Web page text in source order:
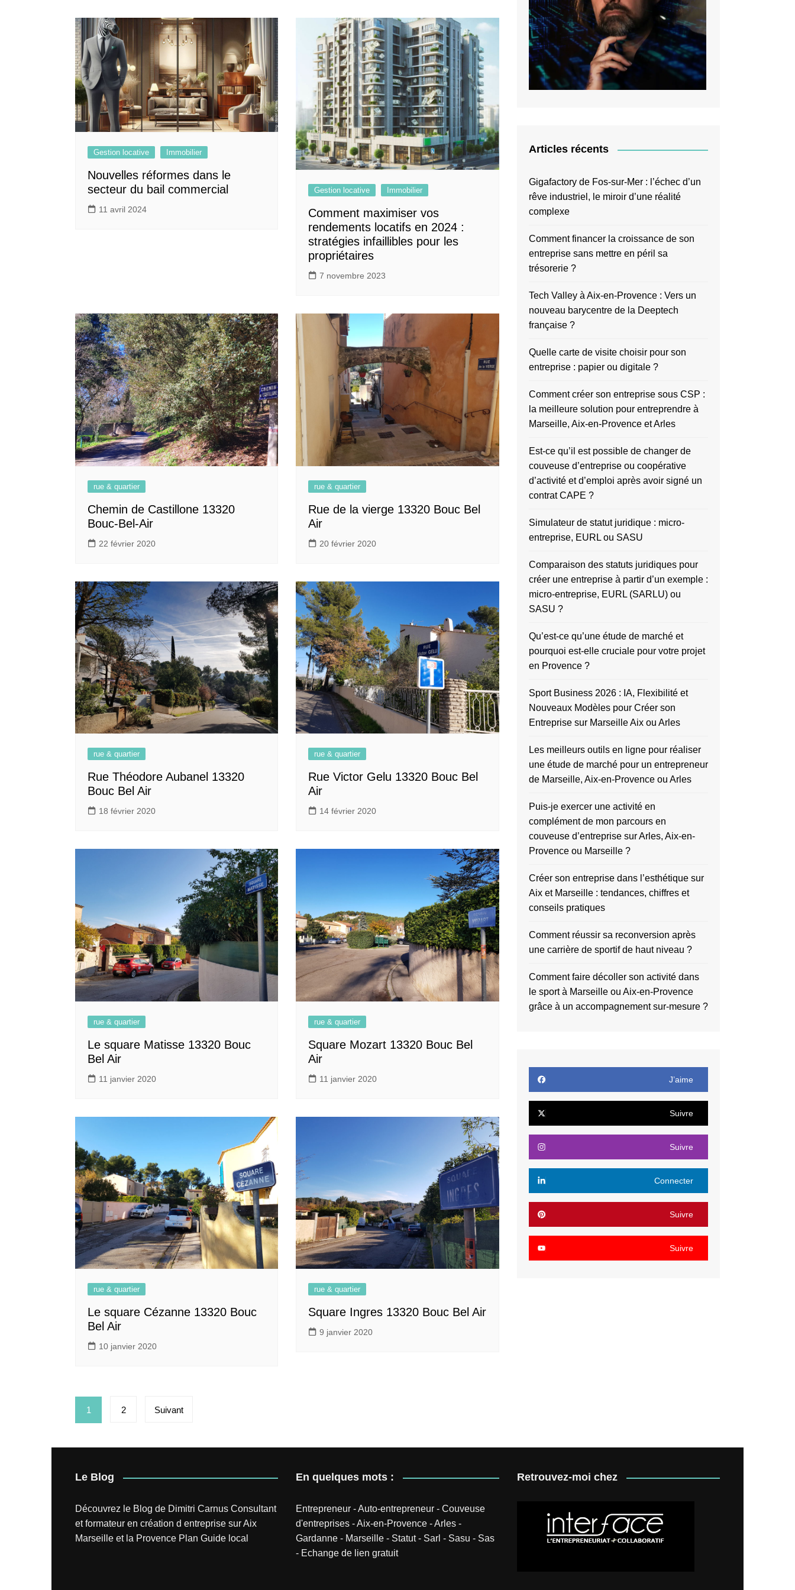
Gestion locative Immobilier
Nouvelles réformes dans le
secteur du bail commercial
11 avril 2024
Gestion locative Immobilier
Comment maximiser vos
rendements locatifs en 2024 :
stratégies infaillibles pour les
propriétaires
7 novembre 2023
rue & quartier
Chemin de Castillone 13320
Bouc-Bel-Air
22 février 2020
rue & quartier
Rue de la vierge 13320 Bouc Bel
Air
20 février 2020
rue & quartier
Rue Théodore Aubanel 13320
Bouc Bel Air
18 février 2020
rue & quartier
Rue Victor Gelu 13320 Bouc Bel
Air
14 février 2020
rue & quartier
Le square Matisse 13320 Bouc
Bel Air
11 janvier 2020
rue & quartier
Square Mozart 13320 Bouc Bel
Air
11 janvier 2020
rue & quartier
Le square Cézanne 13320 Bouc
Bel Air
10 janvier 2020
rue & quartier
Square Ingres 13320 Bouc Bel Air
9 janvier 2020
Pagination
des
publications
1 2 Suivant
Articles récents
Gigafactory de Fos-sur-Mer : l’échec d’un
rêve industriel, le miroir d’une réalité
complexe
Comment financer la croissance de son
entreprise sans mettre en péril sa
trésorerie ?
Tech Valley à Aix-en-Provence : Vers un
nouveau barycentre de la Deeptech
française ?
Quelle carte de visite choisir pour son
entreprise : papier ou digitale ?
Comment créer son entreprise sous CSP :
la meilleure solution pour entreprendre à
Marseille, Aix-en-Provence et Arles
Est-ce qu’il est possible de changer de
couveuse d’entreprise ou coopérative
d’activité et d’emploi après avoir signé un
contrat CAPE ?
Simulateur de statut juridique : micro-
entreprise, EURL ou SASU
Comparaison des statuts juridiques pour
créer une entreprise à partir d’un exemple :
micro-entreprise, EURL (SARLU) ou
SASU ?
Qu’est-ce qu’une étude de marché et
pourquoi est-elle cruciale pour votre projet
en Provence ?
Sport Business 2026 : IA, Flexibilité et
Nouveaux Modèles pour Créer son
Entreprise sur Marseille Aix ou Arles
Les meilleurs outils en ligne pour réaliser
une étude de marché pour un entrepreneur
de Marseille, Aix-en-Provence ou Arles
Puis-je exercer une activité en
complément de mon parcours en
couveuse d’entreprise sur Arles, Aix-en-
Provence ou Marseille ?
Créer son entreprise dans l’esthétique sur
Aix et Marseille : tendances, chiffres et
conseils pratiques
Comment réussir sa reconversion après
une carrière de sportif de haut niveau ?
Comment faire décoller son activité dans
le sport à Marseille ou Aix-en-Provence
grâce à un accompagnement sur-mesure ?
J’aime
Suivre
Suivre
Connecter
Suivre
Suivre
Le Blog
Découvrez le Blog de Dimitri Carnus Consultant
et formateur en création d entreprise sur Aix
Marseille et la Provence Plan Guide local
En quelques mots :
Entrepreneur -Auto-entrepreneur -Couveuse
d'entreprises -Aix-en-Provence -Arles -
Gardanne - Marseille - Statut- Sarl - Sasu - Sas
- Echange de lien gratuit
Retrouvez-moi chez